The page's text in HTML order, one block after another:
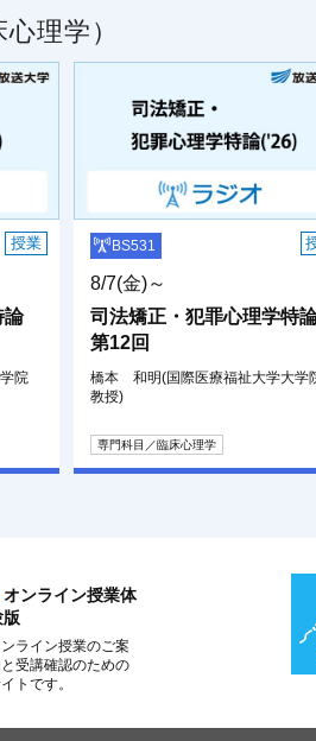
理学）
授業
論
院
BS531
8/7(金)～
司法矯正・犯罪心理学特
第12回
橋本 和明(国際医療福祉大学大学
教授)
専門科目／臨床心理学
オンライン授業体
版
ライン授業のご案
受講確認のための
トです。